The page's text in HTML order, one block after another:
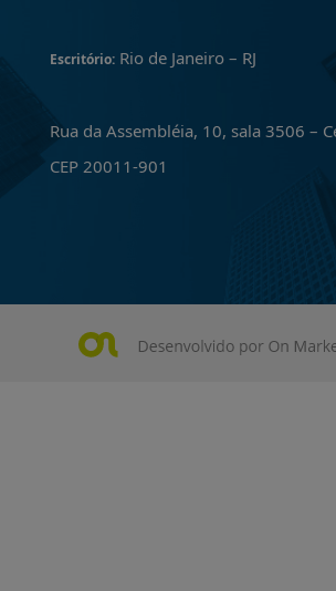
Escritório:Rio de Janeiro – RJ
Rua da Assembléia, 10, sala 3506 –
CEP 20011-901